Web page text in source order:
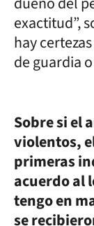
exactitud”,
hay
de guardia
Sobre si el
violentos,
primeras
acuerdo al
tengo en
se